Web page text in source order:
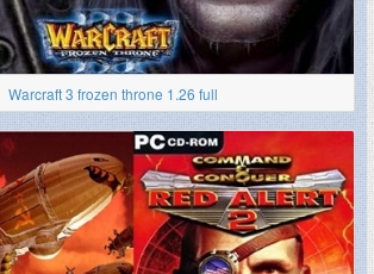
Warcraft 3 frozen throne 1.26 full